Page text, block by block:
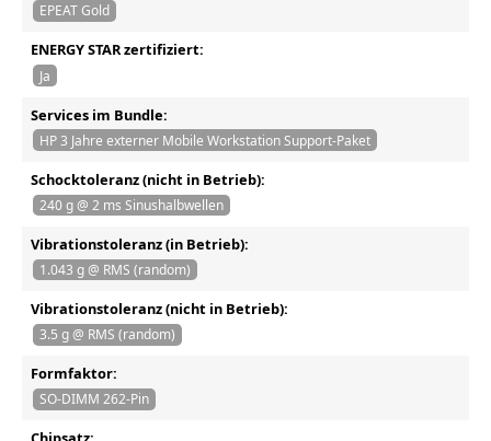
EPEAT Gold
ENERGY STAR zertifiziert:
Ja
Services im Bundle:
HP 3 Jahre externer Mobile Workstation Support-Paket
Schocktoleranz (nicht in Betrieb):
240 g @ 2 ms Sinushalbwellen
Vibrationstoleranz (in Betrieb):
1.043 g @ RMS (random)
Vibrationstoleranz (nicht in Betrieb):
3.5 g @ RMS (random)
Formfaktor:
SO-DIMM 262-Pin